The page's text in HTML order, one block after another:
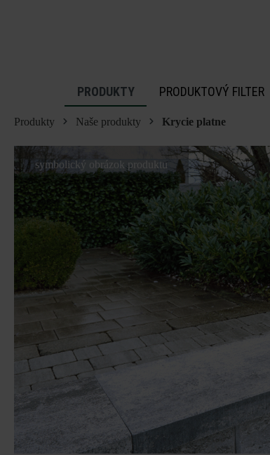
PRODUKTY PRODUKTOVÝ FILTER
Produkty Naše produkty Krycie platne
symbolický obrázok produktu